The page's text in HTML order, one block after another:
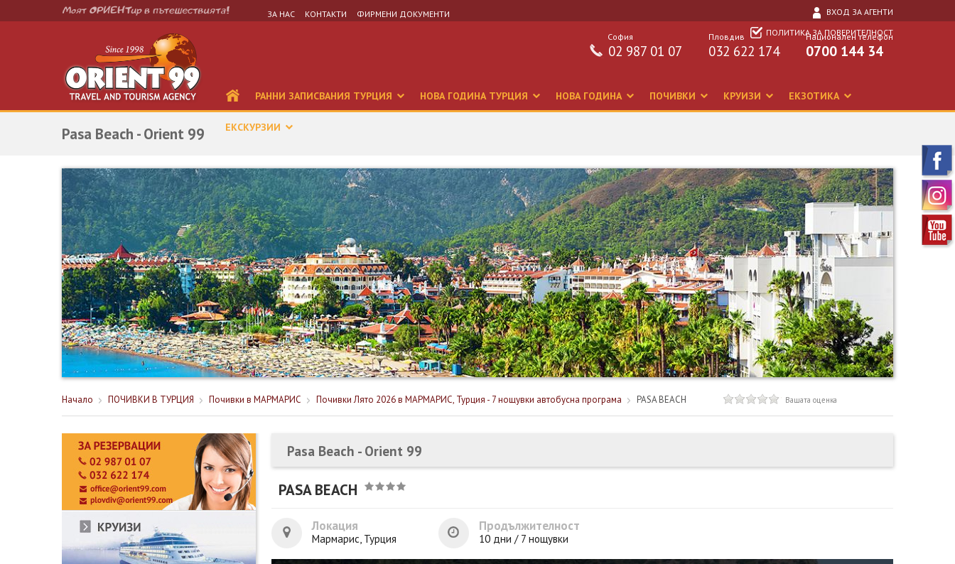
ЗА НАС КОНТАКТИ ФИРМЕНИ ДОКУМЕНТИ
ВХОД ЗА АГЕНТИ
ПОЛИТИКА ЗА ПОВЕРИТЕЛНОСТ
Национален телефон
0700 144 34
Пловдив
032 622 174
София
02 987 01 07
РАННИ ЗАПИСВАНИЯ ТУРЦИЯ НОВА ГОДИНА ТУРЦИЯ НОВА ГОДИНА ПОЧИВКИ КРУИЗИ ЕКЗОТИКА
ЕКСКУРЗИИ
Pasa Beach - Orient 99
Начало ПОЧИВКИ В ТУРЦИЯ Почивки в МАРМАРИС Почивки Лято 2026 в МАРМАРИС, Турция - 7 нощувки автобусна програма PASA BEACH Вашата оценка
Pasa Beach - Orient 99
PASA BEACH
Локация
Мармарис, Турция
Продължителност
10 дни / 7 нощувки